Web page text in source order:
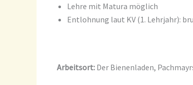
Lehre mit Matura möglich
Entlohnung laut KV (1. Lehrjahr):
Arbeitsort: Der Bienenladen,